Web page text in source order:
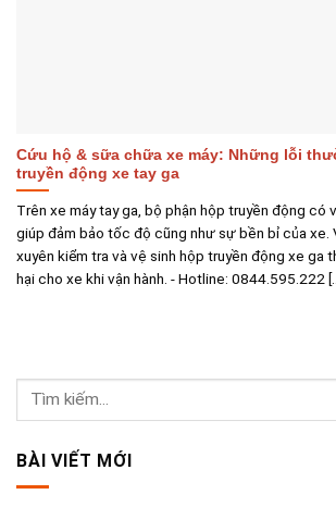
Cứu hộ & sữa chữa xe máy: Những lỗi
truyền động xe tay ga
Trên xe máy tay ga, bộ phận hộp truyền động có
giúp đảm bảo tốc độ cũng như sự bền bỉ của xe.
xuyên kiểm tra và vệ sinh hộp truyền động xe ga
hại cho xe khi vận hành. - Hotline: 0844.595.222
BÀI VIẾT MỚI